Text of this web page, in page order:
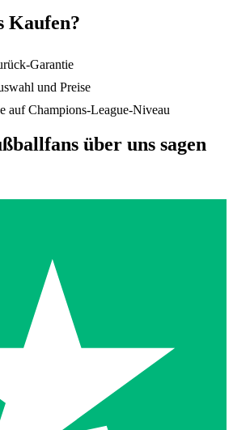
Kaufen?
Garantie
und Preise
auf Champions-League-Niveau
über uns sagen